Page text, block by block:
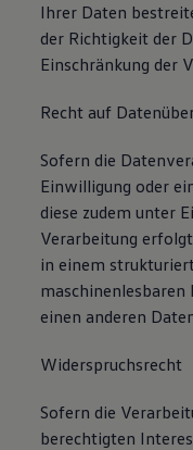
Ihrer Daten
der Richtigkeit der
Einschränkung der
Recht auf
Sofern die
Einwilligung oder
diese zudem unter
Verarbeitung
in einem
maschinenlesbaren
einen anderen
Widerspruchsrecht
Sofern die
berechtigten